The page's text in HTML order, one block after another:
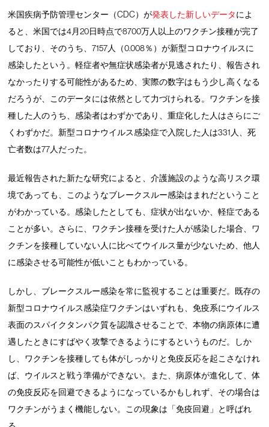
米国疾病予防管理センター（CDC）が発表した新しいデータによ
ると、米国では4月20日時点で8700万人以上のワクチン接種が完了
しており、そのうち、7157人（0.008％）が新型コロナウイルスに
感染したという。軽症者や無症状感染者が見逃されたり、報告され
なかったりする可能性があるため、実際の数字はもう少し高くなる
だろうが、このデータには依然として力づけられる。ワクチンを接
種した人のうち、感染者はわずかであり、重症化した人はさらにご
くわずかだ。新型コロナウイルス感染症で入院した人は331人、死
亡者数は77人だった。
最近報告された新たな研究によると、介護施設のような高リスク環
境であっても、このようなブレークスルー感染はまれだということ
がわかっている。感染したとしても、症状が出ないか、軽症である
ことが多い。さらに、ワクチン接種を受けた人が感染した場合、ワ
クチンを接種していない人に比べてウイルス量が少ないため、他人
に感染させる可能性が低いこともわかっている。
しかし、ブレークスルー感染を常に監視することは重要だ。既存の
新型コロナウイルス感染症ワクチンはいずれも、免疫系にウイルス
表面のスパイクタンパク質を認識させることで、本物の病原体に遭
遇したときにすばやく攻撃できるようにするというものだ。しか
し、ワクチンを接種しても体がしっかりと免疫反応を起こさなけれ
ば、ウイルスと戦う準備ができない。また、病原体が進化して、体
の免疫反応を回避できるようになっているかもしれず、その場合は
ワクチンがうまく機能しない。この現象は「免疫回避」と呼ばれ